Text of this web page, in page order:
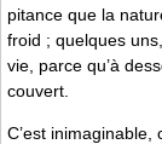
pitance que la
froid ; quelques
vie, parce qu’à
couvert.
C’est